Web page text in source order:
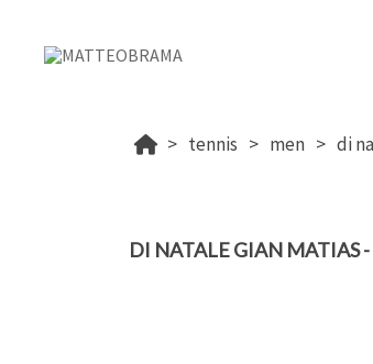
tennis men di
DI NATALE GIAN MATIAS